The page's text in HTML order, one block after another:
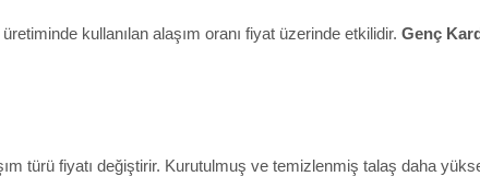
kullanılan alaşım oranı fiyat üzerinde etkilidir. Genç
türü fiyatı değiştirir. Kurutulmuş ve temizlenmiş talaş daha